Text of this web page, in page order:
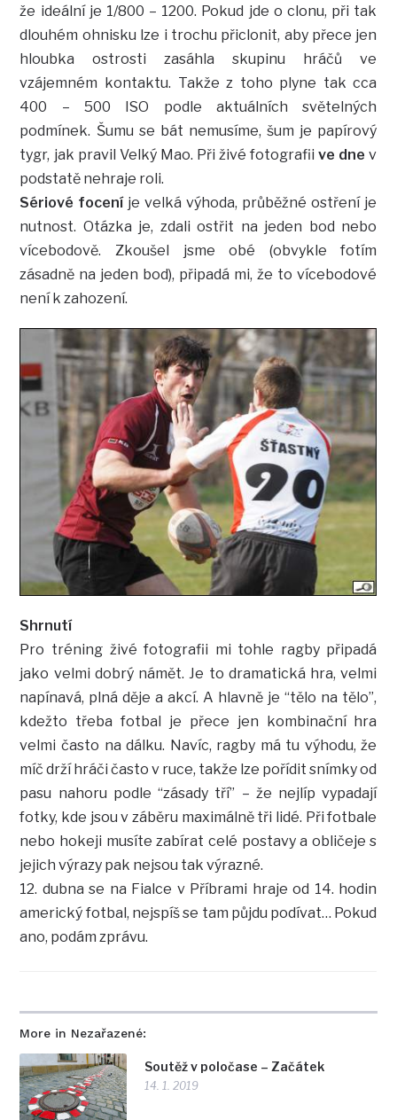
More in Nezařazené:
Soutěž v poločase – Začátek
14. 1. 2019
že ideální je 1/800 – 1200. Pokud jde o clonu, při tak
dlouhém ohnisku lze i trochu přiclonit, aby přece jen
hloubka ostrosti zasáhla skupinu hráčů ve
vzájemném kontaktu. Takže z toho plyne tak cca
400 – 500 ISO podle aktuálních světelných
podmínek. Šumu se bát nemusíme, šum je papírový
tygr, jak pravil Velký Mao. Při živé fotografiive dne v
podstatě nehraje roli.
Sériové foceníje velká výhoda, průběžné ostření je
nutnost. Otázka je, zdali ostřit na jeden bod nebo
vícebodově. Zkoušel jsme obé (obvykle fotím
zásadně na jeden bod), připadá mi, že to vícebodové
není k zahození.
Shrnutí
Pro tréning živé fotografii mi tohle ragby připadá
jako velmi dobrý námět. Je to dramatická hra, velmi
napínavá, plná děje a akcí. A hlavně je “tělo na tělo”,
kdežto třeba fotbal je přece jen kombinační hra
velmi často na dálku. Navíc, ragby má tu výhodu, že
míč drží hráči často v ruce, takže lze pořídit snímky od
pasu nahoru podle “zásady tří” – že nejlíp vypadají
fotky, kde jsou v záběru maximálně tři lidé. Při fotbale
nebo hokeji musíte zabírat celé postavy a obličeje s
jejich výrazy pak nejsou tak výrazné.
12. dubna se na Fialce v Příbrami hraje od 14. hodin
americký fotbal, nejspíš se tam půjdu podívat… Pokud
ano, podám zprávu.